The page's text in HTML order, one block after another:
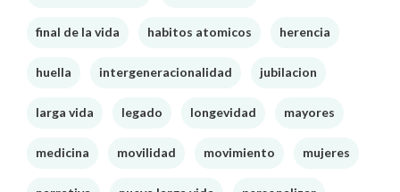
final de la vida habitos atomicos herencia
huella intergeneracionalidad jubilacion
larga vida legado longevidad mayores
medicina movilidad movimiento mujeres